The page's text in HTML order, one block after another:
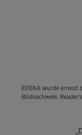
EDEKA wurde erneut
Bildnachweis: